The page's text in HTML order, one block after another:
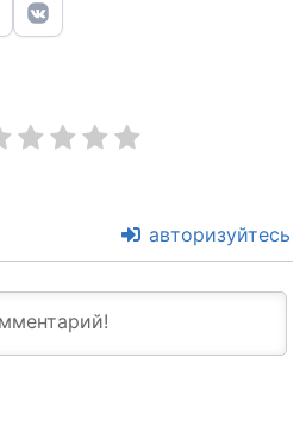
авторизуйтесь